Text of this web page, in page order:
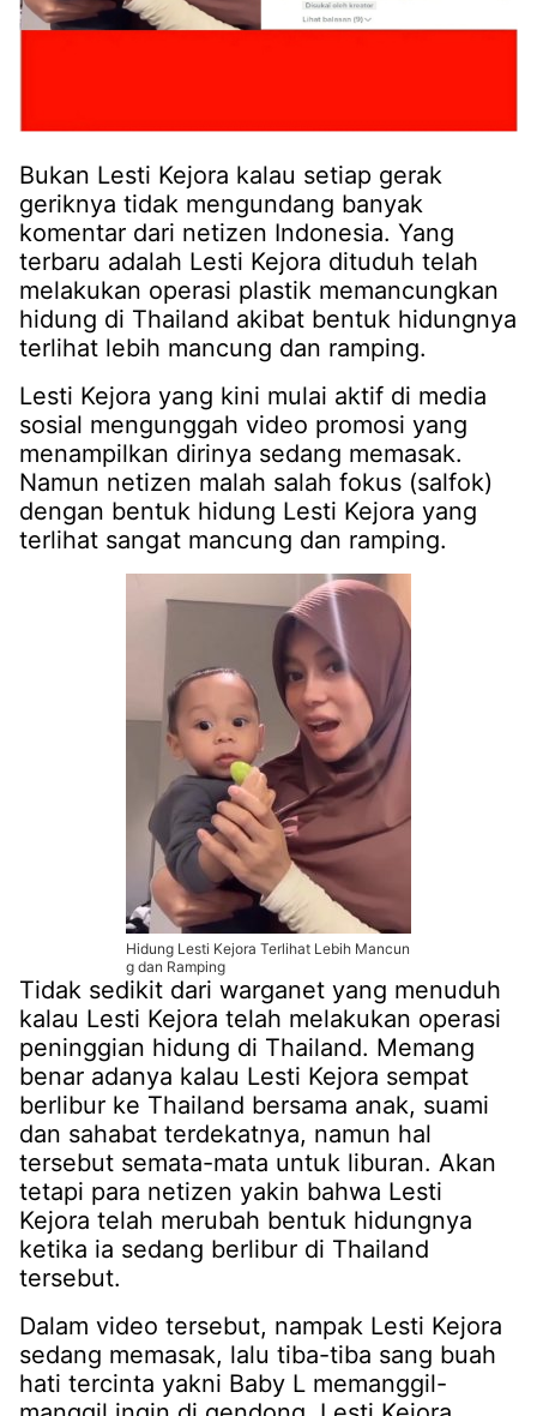
Bukan Lesti Kejora kalau setiap gerak
geriknya tidak mengundang banyak
komentar dari netizen Indonesia. Yang
terbaru adalah Lesti Kejora dituduh telah
melakukan operasi plastik memancungkan
hidung di Thailand akibat bentuk hidungnya
terlihat lebih mancung dan ramping.
Lesti Kejora yang kini mulai aktif di media
sosial mengunggah video promosi yang
menampilkan dirinya sedang memasak.
Namun netizen malah salah fokus (salfok)
dengan bentuk hidung Lesti Kejora yang
terlihat sangat mancung dan ramping.
Hidung Lesti Kejora Terlihat Lebih Mancun
g dan Ramping
Tidak sedikit dari warganet yang menuduh
kalau Lesti Kejora telah melakukan operasi
peninggian hidung di Thailand. Memang
benar adanya kalau Lesti Kejora sempat
berlibur ke Thailand bersama anak, suami
dan sahabat terdekatnya, namun hal
tersebut semata-mata untuk liburan. Akan
tetapi para netizen yakin bahwa Lesti
Kejora telah merubah bentuk hidungnya
ketika ia sedang berlibur di Thailand
tersebut.
Dalam video tersebut, nampak Lesti Kejora
sedang memasak, lalu tiba-tiba sang buah
hati tercinta yakni Baby L memanggil-